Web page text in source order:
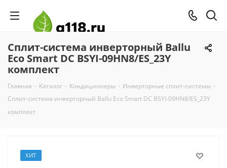
Сплит-система инверторный Ballu
Eco Smart DC BSYI-09HN8/ES_23Y
комплект
Главная - Каталог - Кондиционеры - Инверторные сплит-системы -
Сплит-система инверторный Ballu Eco Smart DC BSYI-09HN8/ES_23Y
комплект
ХИТ